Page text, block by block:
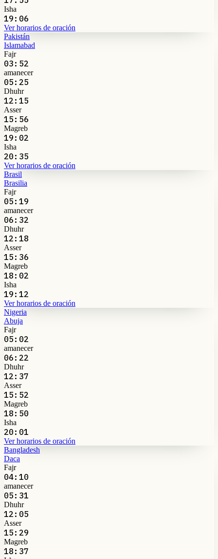
Isha
19:06
Ver horarios de oración
Pakistán
Islamabad
Fajr
03:52
amanecer
05:25
Dhuhr
12:15
Asser
15:56
Magreb
19:02
Isha
20:35
Ver horarios de oración
Brasil
Brasilia
Fajr
05:19
amanecer
06:32
Dhuhr
12:18
Asser
15:36
Magreb
18:02
Isha
19:12
Ver horarios de oración
Nigeria
Abuja
Fajr
05:02
amanecer
06:22
Dhuhr
12:37
Asser
15:52
Magreb
18:50
Isha
20:01
Ver horarios de oración
Bangladesh
Daca
Fajr
04:10
amanecer
05:31
Dhuhr
12:05
Asser
15:29
Magreb
18:37